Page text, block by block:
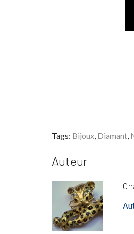
Tags: Bijoux, Diamant,
Auteur